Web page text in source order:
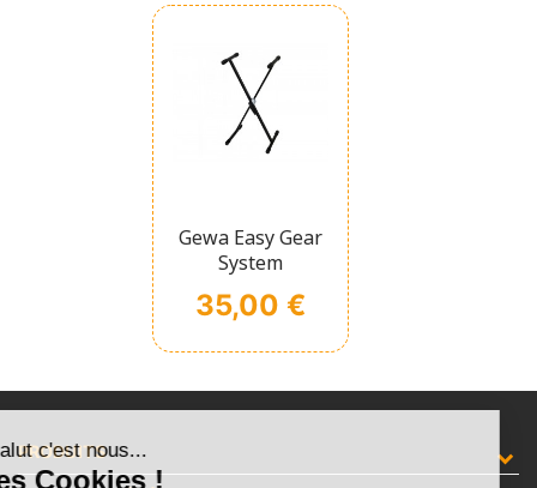
Gewa Easy Gear
System
Prix
35,00 €
PRODUITS
Salut c'est nous...
les Cookies !